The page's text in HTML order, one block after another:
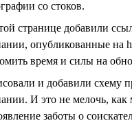
со стоков.
странице добавили
опубликованные на
время и силы на
и добавили схему
И это не мелочь, как
заботы о